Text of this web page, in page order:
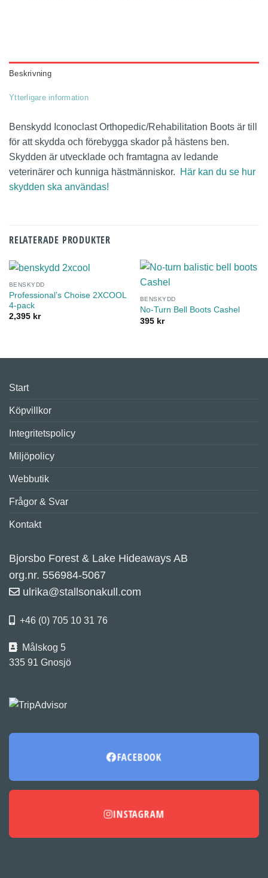
Beskrivning
Ytterligare information
Benskydd Iconoclast Orthopedic/Rehabilitation Boots är till
för att skydda och förebygga skador på hästens ben.
Skydden är utvecklade och framtagna av ledande
veterinärer och kunniga hästmänniskor.
Här kan du se hur
skydden ska användas!
RELATERADE PRODUKTER
BENSKYDD
Professional’s Choise 2XCOOL
4-pack
2,395 kr
BENSKYDD
No-Turn Bell Boots Cashel
395 kr
Start
Köpvillkor
Integritetspolicy
Miljöpolicy
Webbutik
Frågor & Svar
Kontakt
Bjorsbo Forest & Lake Hideaways AB
org.nr. 556984-5067
ulrika@stallsonakull.com
+46 (0) 705 10 31 76
Målskog 5
335 91 Gnosjö
FACEBOOK
INSTAGRAM